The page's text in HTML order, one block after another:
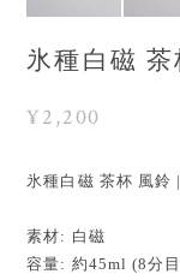
氷種白磁
¥2,200
氷種白磁 茶杯 風鈴
素材: 白磁
容量: 約45ml (8分